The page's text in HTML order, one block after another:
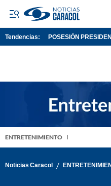
Tendencias: POSESIÓN
ENTRETENIMIENTO
Noticias Caracol /